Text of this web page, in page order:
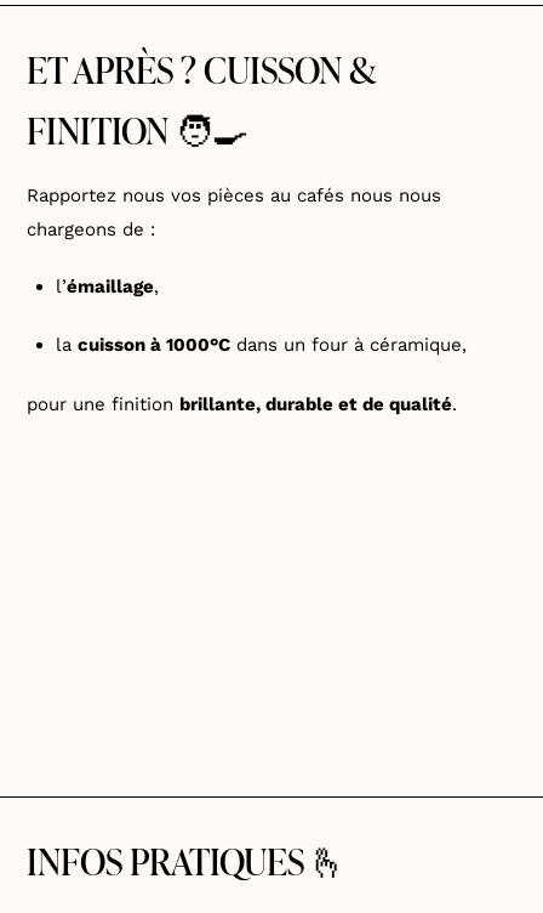
ET APRÈS ? CUISSON &
FINITION 🧑‍🍳
Rapportez nous vos pièces au cafés nous nous
chargeons de :
l’émaillage,
lacuisson à 1000°C dans un four à céramique,
pour une finitionbrillante, durable et de qualité.
INFOS PRATIQUES 🫰